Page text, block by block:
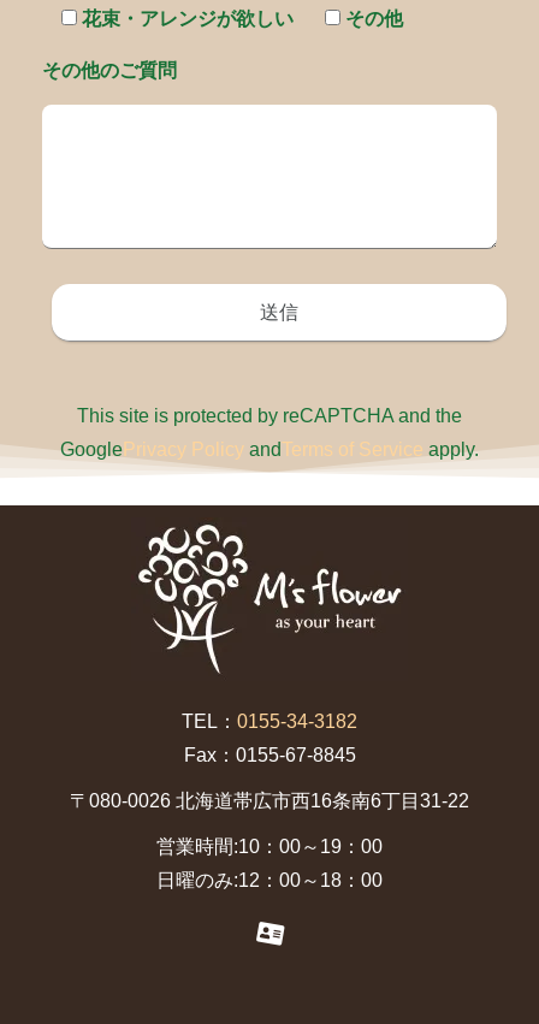
花束・アレンジが欲しい
その他
その他のご質問
This site is protected by reCAPTCHA and the
GooglePrivacy Policy andTerms of Service apply.
TEL： 0155-34-3182
Fax：0155-67-8845
〒080-0026 北海道帯広市西16条南6丁目31-22
営業時間:10：00～19：00
日曜のみ:12：00～18：00